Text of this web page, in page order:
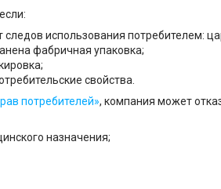
использования потребителем:
фабричная упаковка;
свойства.
потребителей», компания может
назначения;